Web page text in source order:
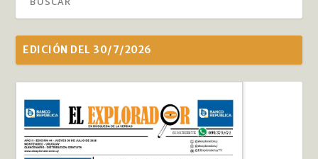
EDICIÓN DEL 30/7/2026